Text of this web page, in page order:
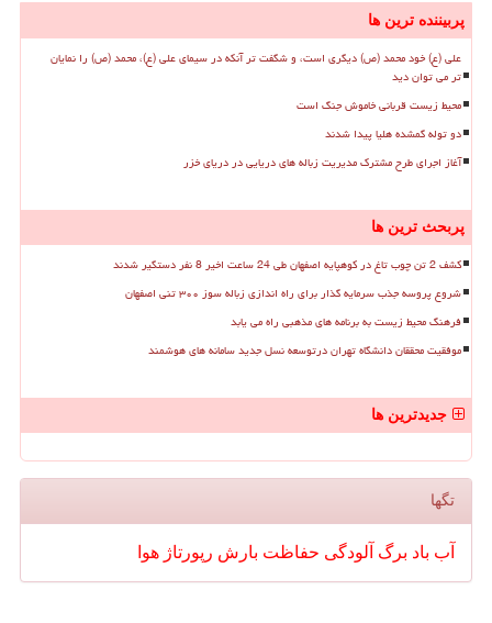
پربیننده ترین ها
علی (ع) خود محمد (ص) دیگری است، و شگفت تر آنکه در سیمای علی (ع)، محمد (ص) را نمایان
تر می توان دید
محیط زیست قربانی خاموش جنگ است
دو توله گمشده هلیا پیدا شدند
آغاز اجرای طرح مشترک مدیریت زباله های دریایی در دریای خزر
پربحث ترین ها
کشف 2 تن چوب تاغ در کوهپایه اصفهان طی 24 ساعت اخیر 8 نفر دستگیر شدند
شروع پروسه جذب سرمایه گذار برای راه اندازی زباله سوز ۳۰۰ تنی اصفهان
فرهنگ محیط زیست به برنامه های مذهبی راه می یابد
موفقیت محققان دانشگاه تهران درتوسعه نسل جدید سامانه های هوشمند
جدیدترین ها
تگها
آب باد برگ آلودگی حفاظت بارش رپورتاژ هوا